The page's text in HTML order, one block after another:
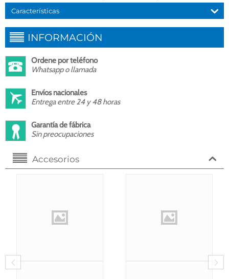
Características
INFORMACIÓN
Ordene por teléfono
Whatsapp o llamada
Envíos nacionales
Entrega entre 24 y 48 horas
Garantía de fábrica
Sin preocupaciones
Accesorios